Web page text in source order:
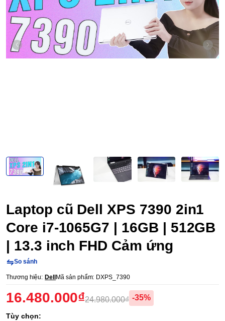
Laptop cũ Dell XPS 7390 2in1
Core i7-1065G7 | 16GB | 512GB
| 13.3 inch FHD Cảm ứng
So sánh
Thương hiệu: Dell Mã sản phẩm: DXPS_7390
16.480.000₫24.980.000₫ -35%
Tùy chọn: